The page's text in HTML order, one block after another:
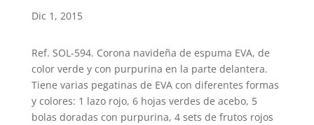
Dic 1, 2015
Ref. SOL-594. Corona navideña de espuma EVA, de
color verde y con purpurina en la parte delantera.
Tiene varias pegatinas de EVA con diferentes formas
y colores: 1 lazo rojo, 6 hojas verdes de acebo, 5
bolas doradas con purpurina, 4 sets de frutos rojos